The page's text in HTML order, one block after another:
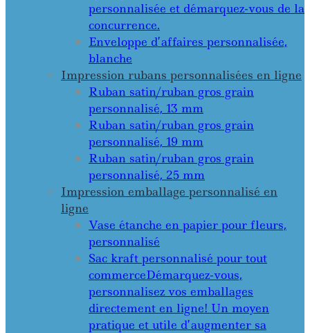
personnalisée et démarquez-vous de la
concurrence.
Enveloppe d’affaires personnalisée,
blanche
Impression rubans personnalisées en ligne
Ruban satin/ruban gros grain
personnalisé, 13 mm
Ruban satin/ruban gros grain
personnalisé, 19 mm
Ruban satin/ruban gros grain
personnalisé, 25 mm
Impression emballage personnalisé en
ligne
Vase étanche en papier pour fleurs,
personnalisé
Sac kraft personnalisé pour tout
commerceDémarquez-vous,
personnalisez vos emballages
directement en ligne! Un moyen
pratique et utile d’augmenter sa